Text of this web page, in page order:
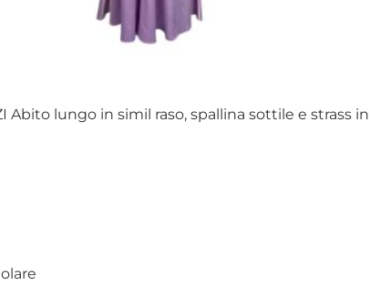
Abito lungo in simil raso, spallina sottile e strass in